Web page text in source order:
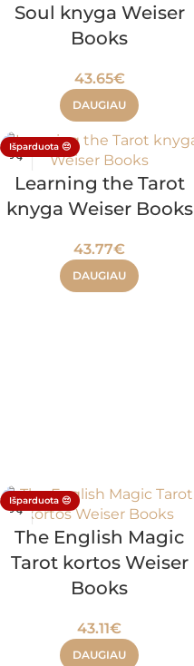
Soul knyga Weiser
Books
43.65€
DAUGIAU
Išparduota 😔
Learning the Tarot
knyga Weiser Books
43.77€
DAUGIAU
Išparduota 😔
The English Magic
Tarot kortos Weiser
Books
43.11€
DAUGIAU